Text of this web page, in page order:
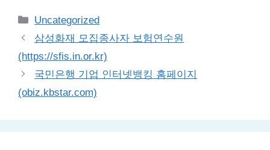
Categories
Uncategorized
삼성화재 모집종사자 보험연수원
(https://sfis.in.or.kr)
국민은행 기업 인터넷뱅킹 홈페이지
(obiz.kbstar.com)